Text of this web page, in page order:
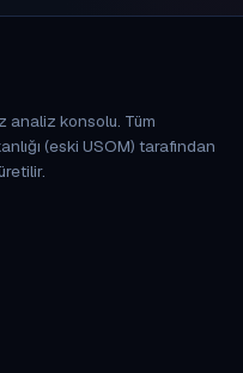
analiz konsolu. Tüm
(eski USOM) tarafından